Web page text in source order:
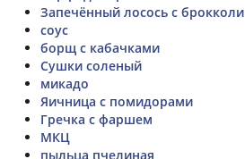
Запечённый лосось с брокколи
соус
борщ с кабачками
Сушки соленый
микадо
Яичница с помидорами
Гречка с фаршем
МКЦ
пыльца пчелиная